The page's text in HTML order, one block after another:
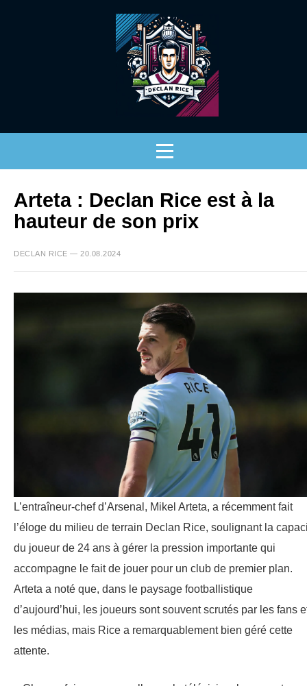
Arteta : Declan Rice est à la
hauteur de son prix
DECLAN RICE — 20.08.2024
L’entraîneur-chef d’Arsenal, Mikel Arteta, a récemment fait
l’éloge du milieu de terrain Declan Rice, soulignant la
du joueur de 24 ans à gérer la pression importante qui
accompagne le fait de jouer pour un club de premier plan.
Arteta a noté que, dans le paysage footballistique
d’aujourd’hui, les joueurs sont souvent scrutés par les fans
les médias, mais Rice a remarquablement bien géré cette
attente.